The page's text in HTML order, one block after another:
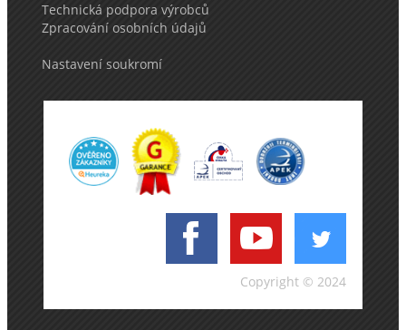
Technická podpora výrobců
Zpracování osobních údajů
Nastavení soukromí
Copyright © 2024